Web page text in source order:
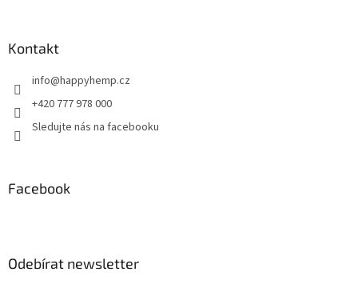
Kontakt
info@happyhemp.cz
+420 777 978 000
Sledujte nás na facebooku
Facebook
Odebírat newsletter